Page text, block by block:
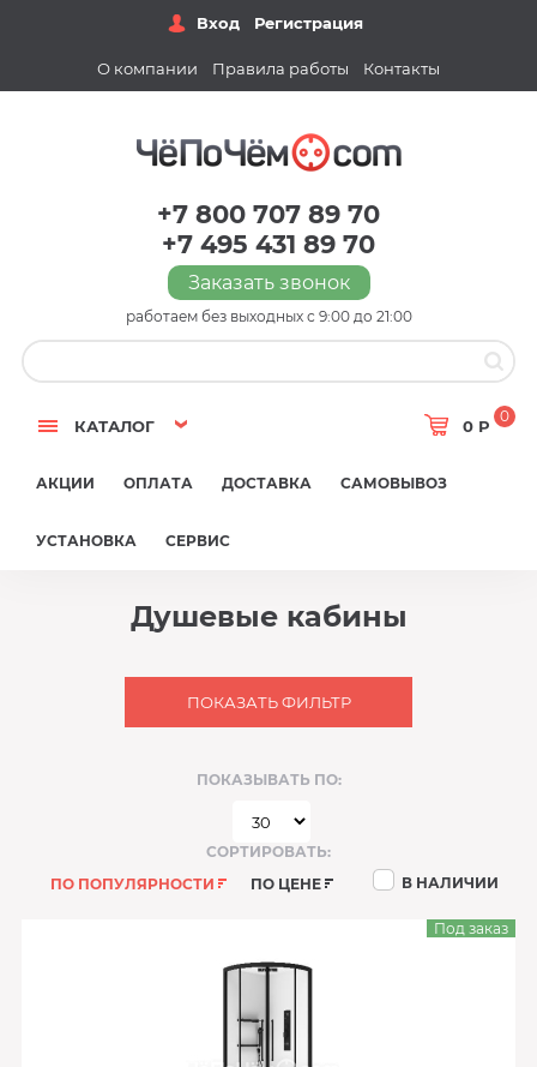
Вход Регистрация
О компании Правила работы Контакты
+7 800 707 89 70
+7 495 431 89 70
Заказать звонок
работаем без выходных с 9:00 до 21:00
КАТАЛОГ 0 Р
0
АКЦИИ ОПЛАТА ДОСТАВКА САМОВЫВОЗ
УСТАНОВКА СЕРВИС
Душевые кабины
ПОКАЗАТЬ ФИЛЬТР
ПОКАЗЫВАТЬ ПО:
СОРТИРОВАТЬ:
ПО ПОПУЛЯРНОСТИ
ПО ЦЕНЕ В НАЛИЧИИ
Под заказ